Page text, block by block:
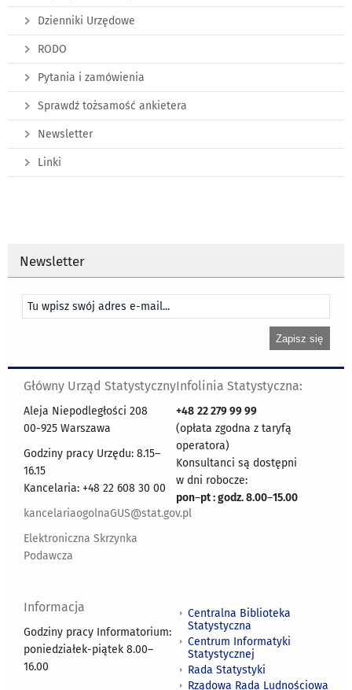
Dzienniki Urzędowe
RODO
Pytania i zamówienia
Sprawdź tożsamość ankietera
Newsletter
Linki
Newsletter
Główny Urząd Statystyczny
Aleja Niepodległości 208
00-925 Warszawa
Godziny pracy Urzędu: 8.15–
16.15
Kancelaria: +48 22 608 30 00
kancelariaogolnaGUS@stat.gov.pl
Elektroniczna Skrzynka
Podawcza
Infolinia Statystyczna:
+48 22 279 99 99
(opłata zgodna z taryfą
operatora)
Konsultanci są dostępni
w dni robocze:
pon–pt : godz. 8.00–15.00
Informacja
Godziny pracy Informatorium:
poniedziałek-piątek 8.00–
16.00
Centralna Biblioteka
Statystyczna
Centrum Informatyki
Statystycznej
Rada Statystyki
Rządowa Rada Ludnościowa